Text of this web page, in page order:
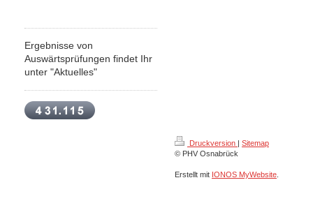
Ergebnisse von
Auswärtsprüfungen findet Ihr
unter "Aktuelles"
Druckversion | Sitemap
© PHV Osnabrück
Erstellt mit IONOS MyWebsite